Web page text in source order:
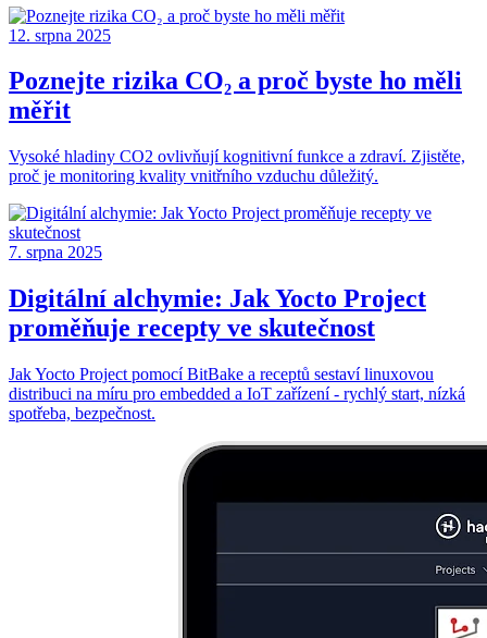
12. srpna 2025
Poznejte rizika CO₂ a proč byste ho měli
měřit
Vysoké hladiny CO2 ovlivňují kognitivní funkce a zdraví. Zjistěte,
proč je monitoring kvality vnitřního vzduchu důležitý.
7. srpna 2025
Digitální alchymie: Jak Yocto Project
proměňuje recepty ve skutečnost
Jak Yocto Project pomocí BitBake a receptů sestaví linuxovou
distribuci na míru pro embedded a IoT zařízení - rychlý start, nízká
spotřeba, bezpečnost.